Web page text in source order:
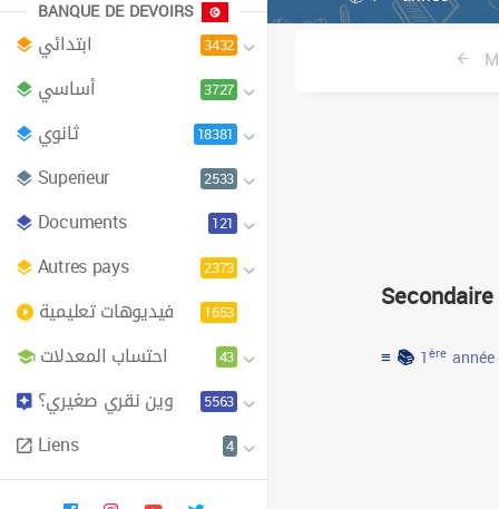
BANQUE DE DEVOIRS
ابتدائي 3432
أساسي 3727
ثانوي 18381
Superieur 2533
Documents 121
Autres pays 2373
فيديوهات تعليمية 1653
احتساب المعدلات 43
وين نقري صغيري؟ 5563
Liens 4
Secondaire
≡ 📚 1ère année